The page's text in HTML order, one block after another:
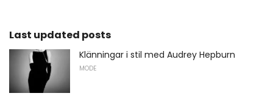
Last updated posts
Klänningar i stil med Audrey Hepburn
MODE